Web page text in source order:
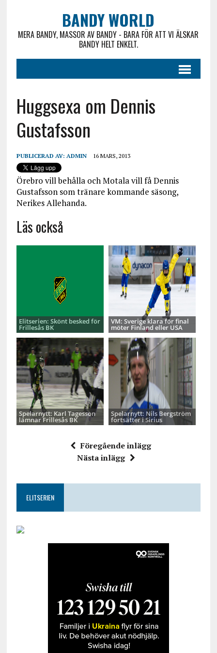
BANDY WORLD
MERA BANDY, MASSOR AV BANDY - BARA FÖR ATT VI ÄLSKAR
BANDY HELT ENKELT.
Huggsexa om Dennis
Gustafsson
PUBLICERAD AV: ADMIN 16 MARS, 2013
Örebro vill behålla och Motala vill få Dennis
Gustafsson som tränare kommande säsong,
Nerikes Allehanda.
Läs också
Elitserien: Skönt besked för
Frillesås BK
VM: Sverige klara för final
möter Finland eller USA
Spelarnytt: Karl Tagesson
lämnar Frillesås BK
Spelarnytt: Nils Bergström
fortsätter i Sirius
Föregående inlägg
Nästa inlägg
ELITSERIEN